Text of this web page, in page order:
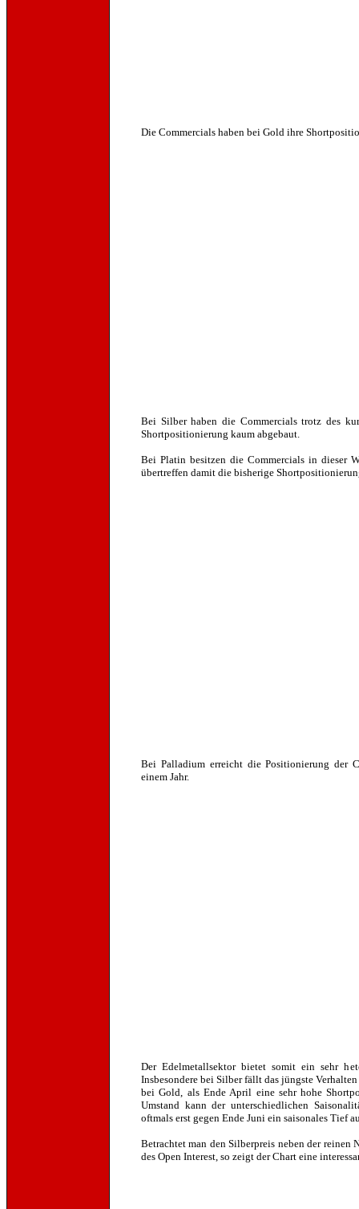
Die Commercials haben bei Gold ihre
Bei Silber haben die Commercials trotz des
Shortpositionierung kaum abgebaut.
Bei Platin besitzen die Commercials in dieser
übertreffen damit die bisherige
Bei Palladium erreicht die Positionierung der
einem Jahr.
Der Edelmetallsektor bietet somit ein sehr
Insbesondere bei Silber fällt das jüngste
bei Gold, als Ende April eine sehr hohe
Umstand kann der unterschiedlichen
oftmals erst gegen Ende Juni ein saisonales Tief
Betrachtet man den Silberpreis neben der
des Open Interest, so zeigt der Chart eine